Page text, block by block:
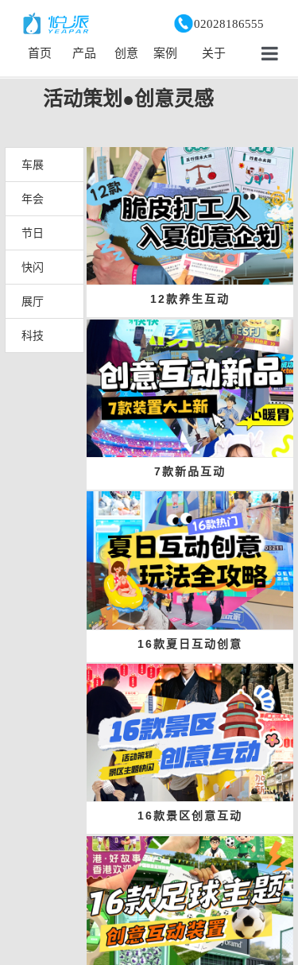
首页 产品 创意 案例 关于
02028186555
创意
案例
动态
关于
活动策划●创意灵感
12款养生互动
7款新品互动
16款夏日互动创意
16款景区创意互动
车展
年会
节日
快闪
展厅
科技